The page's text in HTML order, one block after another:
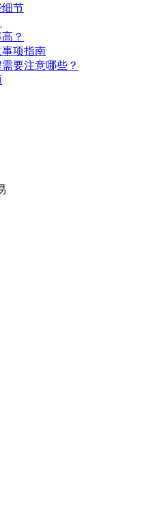
节
？
项指南
要注意哪些？